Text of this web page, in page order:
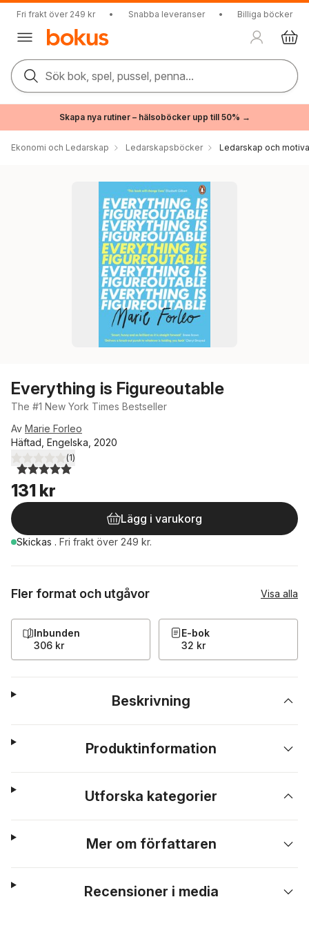
Fri frakt över 249 kr • Snabba leveranser • Billiga böcker
Sök bok, spel, pussel, penna...
Skapa nya rutiner – hälsoböcker upp till 50% →
Ekonomi och Ledarskap Ledarskapsböcker Ledarskap och
Everything is Figureoutable
The #1 New York Times Bestseller
Av Marie Forleo
Häftad, Engelska, 2020
5,0utav 5 stjärnor. Totalt antal röster:
(1)
131 kr
Lägg i varukorg
Skickas . Fri frakt över 249 kr.
Fler format och utgåvor Visa alla
Inbunden
306 kr
E-bok
32 kr
Beskrivning
Produktinformation
Utforska kategorier
Mer om författaren
Recensioner i media